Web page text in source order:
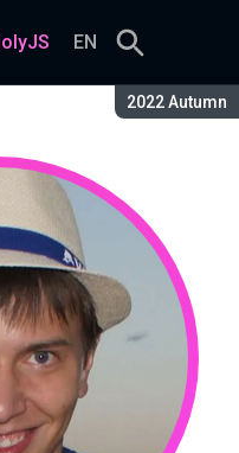
Сезон:
2022 Autumn
EN